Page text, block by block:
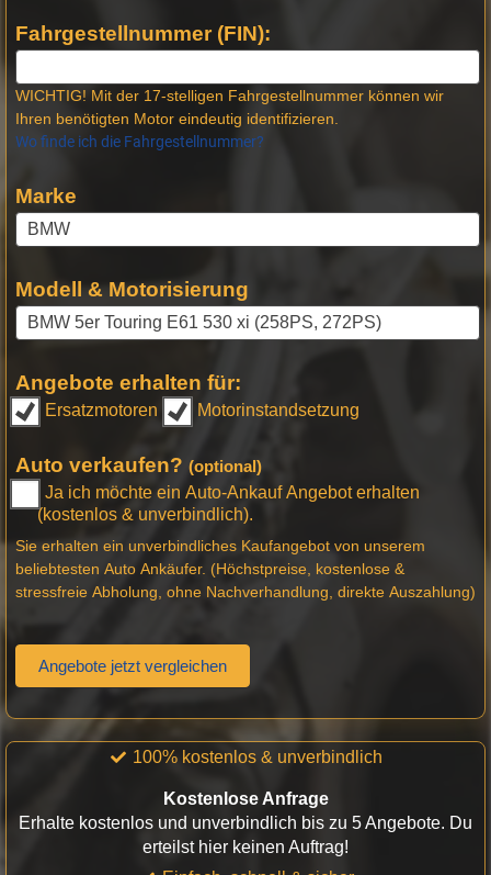
Fahrgestellnummer (FIN):
WICHTIG! Mit der 17-stelligen Fahrgestellnummer können wir
Ihren benötigten Motor eindeutig identifizieren.
Wo finde ich die Fahrgestellnummer?
Marke
Modell & Motorisierung
Angebote erhalten für:
Ersatzmotoren Motorinstandsetzung
Auto verkaufen? (optional)
Ja ich möchte ein Auto-Ankauf Angebot erhalten
(kostenlos & unverbindlich).
Sie erhalten ein unverbindliches Kaufangebot von unserem
beliebtesten Auto Ankäufer. (Höchstpreise, kostenlose &
stressfreie Abholung, ohne Nachverhandlung, direkte Auszahlung)
Angebote jetzt vergleichen
100% kostenlos & unverbindlich
Kostenlose Anfrage
Erhalte kostenlos und unverbindlich bis zu 5 Angebote. Du
erteilst hier keinen Auftrag!